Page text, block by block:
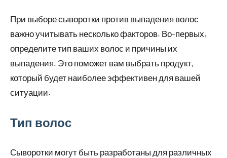
При выборе сыворотки против выпадения волос
важно учитывать несколько факторов. Во-первых,
определите тип ваших волос и причины их
выпадения. Это поможет вам выбрать продукт,
который будет наиболее эффективен для вашей
ситуации.
Тип волос
Сыворотки могут быть разработаны для различных